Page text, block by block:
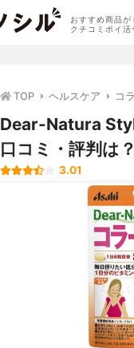
おすすめ商品が
クチコミポイ活
TOP ヘルスケア コ
Dear-Natura
口コミ・評判は
3.01